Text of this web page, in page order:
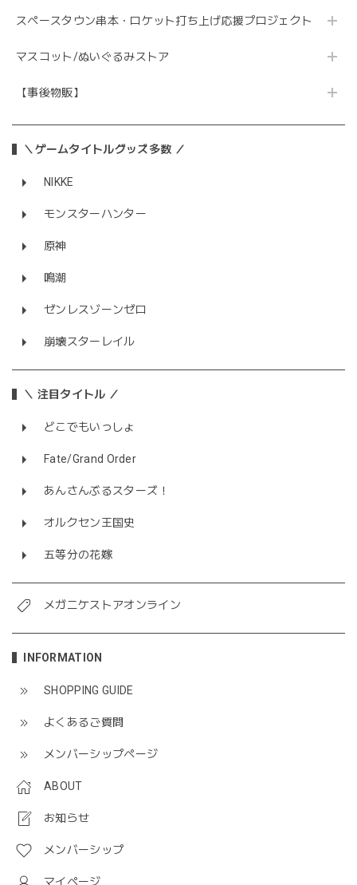
スペースタウン串本・ロケット打ち上げ応援プロジェクト
マスコット/ぬいぐるみストア
【事後物販】
＼ゲームタイトルグッズ多数 ／
NIKKE
モンスターハンター
原神
鳴潮
ゼンレスゾーンゼロ
崩壊スターレイル
＼ 注目タイトル ／
どこでもいっしょ
Fate/Grand Order
あんさんぶるスターズ！
オルクセン王国史
五等分の花嫁
メガニケストアオンライン
INFORMATION
SHOPPING GUIDE
よくあるご質問
メンバーシップページ
ABOUT
お知らせ
メンバーシップ
マイページ